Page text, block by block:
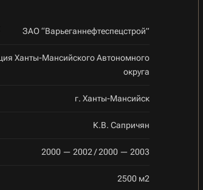
ЗАО “Варьеганнефтеспецстрой”
Ханты-Мансийского Автономного
округа
г. Ханты-Мансийск
К.В. Сапричян
2000 — 2002 / 2000 — 2003
2500 м2